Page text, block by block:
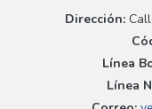
Dirección:
Línea
Línea